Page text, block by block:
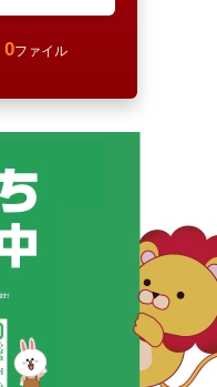
0ファイル